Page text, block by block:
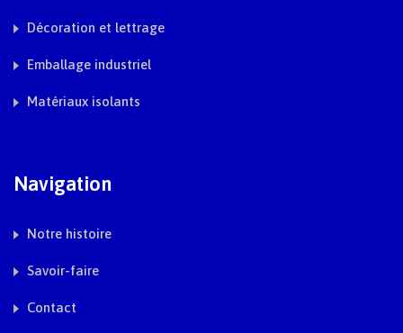
Décoration et lettrage
Emballage industriel
Matériaux isolants
Navigation
Notre histoire
Savoir-faire
Contact